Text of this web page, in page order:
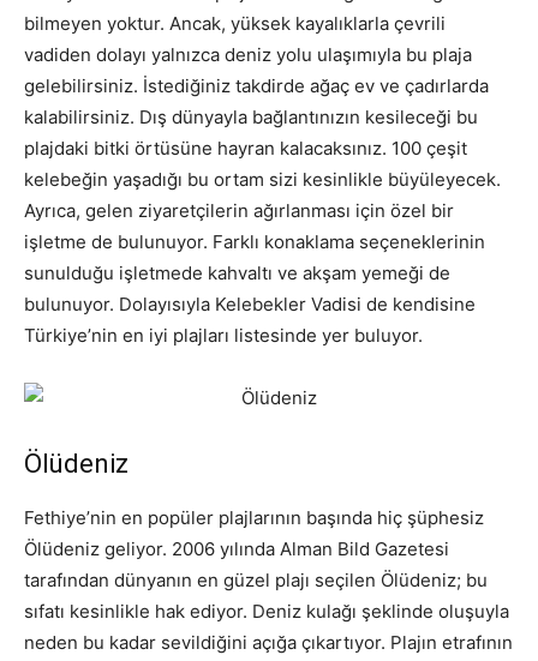
bilmeyen yoktur. Ancak, yüksek kayalıklarla çevrili
vadiden dolayı yalnızca deniz yolu ulaşımıyla bu plaja
gelebilirsiniz. İstediğiniz takdirde ağaç ev ve çadırlarda
kalabilirsiniz. Dış dünyayla bağlantınızın kesileceği bu
plajdaki bitki örtüsüne hayran kalacaksınız. 100 çeşit
kelebeğin yaşadığı bu ortam sizi kesinlikle büyüleyecek.
Ayrıca, gelen ziyaretçilerin ağırlanması için özel bir
işletme de bulunuyor. Farklı konaklama seçeneklerinin
sunulduğu işletmede kahvaltı ve akşam yemeği de
bulunuyor. Dolayısıyla Kelebekler Vadisi de kendisine
Türkiye’nin en iyi plajları listesinde yer buluyor.
Ölüdeniz
Fethiye’nin en popüler plajlarının başında hiç şüphesiz
Ölüdeniz geliyor. 2006 yılında Alman Bild Gazetesi
tarafından dünyanın en güzel plajı seçilen Ölüdeniz; bu
sıfatı kesinlikle hak ediyor. Deniz kulağı şeklinde oluşuyla
neden bu kadar sevildiğini açığa çıkartıyor. Plajın etrafının